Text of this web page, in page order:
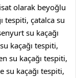
olarak beyoğlu
tespiti, çatalca su
su kaçağı
kaçağı tespiti,
su kaçağı tespiti,
su kaçağı tespiti,